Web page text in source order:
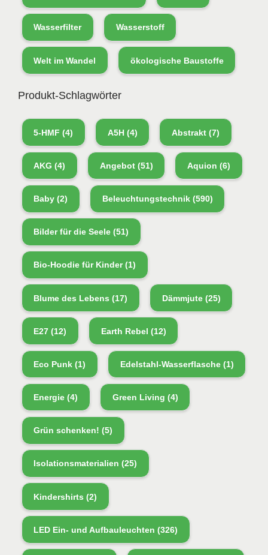
Wasserfilter Wasserstoff
Welt im Wandel ökologische Baustoffe
Produkt-Schlagwörter
5-HMF (4) A5H(4) Abstrakt(7)
AKG (4) Angebot(51) Aquion (6)
Baby (2) Beleuchtungstechnik(590)
Bilder für die Seele (51)
Bio-Hoodie für Kinder(1)
Blume des Lebens (17) Dämmjute(25)
E27 (12) Earth Rebel (12)
Eco Punk (1) Edelstahl-Wasserflasche(1)
Energie (4) Green Living (4)
Grün schenken! (5)
Isolationsmaterialien (25)
Kindershirts (2)
LED Ein- und Aufbauleuchten (326)